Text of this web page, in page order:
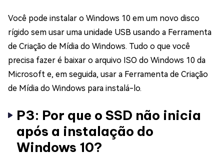
Você pode instalar o Windows 10 em um novo disco
rígido sem usar uma unidade USB usando a Ferramenta
de Criação de Mídia do Windows. Tudo o que você
precisa fazer é baixar o arquivo ISO do Windows 10 da
Microsoft e, em seguida, usar a Ferramenta de Criação
de Mídia do Windows para instalá-lo.
P3: Por que o SSD não inicia
após a instalação do
Windows 10?